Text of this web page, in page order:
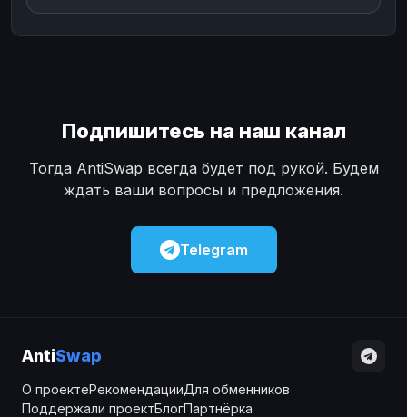
Подпишитесь на наш канал
Тогда AntiSwap всегда будет под рукой. Будем
ждать ваши вопросы и предложения.
Telegram
AntiSwap
О проектеРекомендацииДля обменников
Поддержали проектБлогПартнёрка